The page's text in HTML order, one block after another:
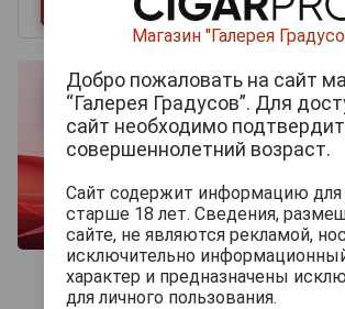
Магазин "Галерея
Добро пожаловать на сайт
“Галерея Градусов”. Для
сайт необходимо
совершеннолетний возраст.
Сайт содержит информацию для
старше 18 лет. Сведения,
сайте, не являются рекламой,
исключительно
характер и предназначены
для личного пользования.